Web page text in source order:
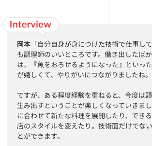
岡本 「自分自身が身につけた技術で仕事し
も調理師のいいところです。働き出したば
は、『魚をおろせるようになった』といっ
が嬉しくて、やりがいにつながりましたね。
ですが、ある程度経験を重ねると、今度は
生み出すということが楽しくなっていきま
に合わせて新たな料理を展開したり、でき
店のスタイルを変えたり。技術面だけでな
とができます。